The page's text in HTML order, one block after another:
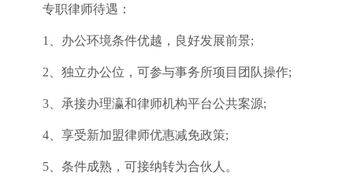
专职律师待遇：
1、办公环境条件优越，良好发展前景;
2、独立办公位，可参与事务所项目团队操作;
3、承接办理瀛和律师机构平台公共案源;
4、享受新加盟律师优惠减免政策;
5、条件成熟，可接纳转为合伙人。